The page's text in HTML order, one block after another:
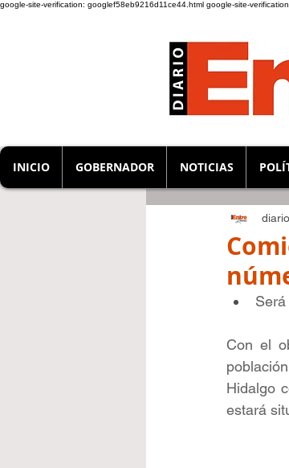
google-site-verification: googlef58eb9216d11ce44.html google-site-
INICIO GOBERNADOR NOTICIAS
Con el
Hidalgo
estará